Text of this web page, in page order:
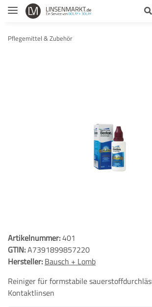
Pflegemittel & Zubehör
Artikelnummer:401
GTIN:A7391899857220
Hersteller: Bausch + Lomb
Reiniger für formstabile
Kontaktlinsen